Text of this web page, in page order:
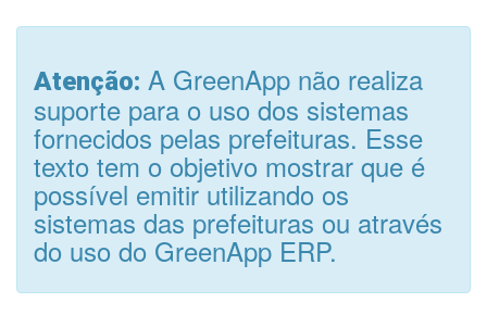
Atenção: A GreenApp não realiza
suporte para o uso dos sistemas
fornecidos pelas prefeituras. Esse
texto tem o objetivo mostrar que é
possível emitir utilizando os
sistemas das prefeituras ou através
do uso do GreenApp ERP.